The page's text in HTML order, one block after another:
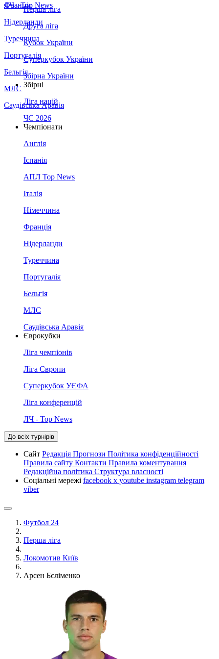
Франція
Нідерланди
Туреччина
Португалія
Бельгія
МЛС
Саудівська Аравія
ЛЧ - Top News
Перша ліга
Друга ліга
Кубок України
Суперкубок України
Збірна України
Збірні
Ліга націй
ЧС 2026
Чемпіонати
Англія
Іспанія
АПЛ Top News
Італія
Німеччина
Франція
Нідерланди
Туреччина
Португалія
Бельгія
МЛС
Саудівська Аравія
Єврокубки
Ліга чемпіонів
Ліга Європи
Суперкубок УЄФА
Ліга конференцій
ЛЧ - Top News
До всіх турнірів
Сайт Редакція Прогнози Політика конфіденційності
Правила сайту Контакти Правила коментування
Редакційна політика Структура власності
Соціальні мережі facebook x youtube instagram telegram
viber
Футбол 24
Перша ліга
Локомотив Київ
Арсен Бєліменко